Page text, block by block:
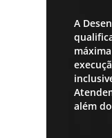
A
além